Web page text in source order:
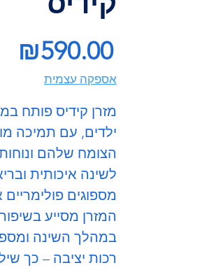
₪590.00Price
אספקה עצמית
מזרן קידיס פותח
ילדים, עם תמיכה
הצומח שלהם
לשינה איכותית
מספוגים פולימריים
המזרן מסייע
במהלך השינה
רכות יציבה – כך